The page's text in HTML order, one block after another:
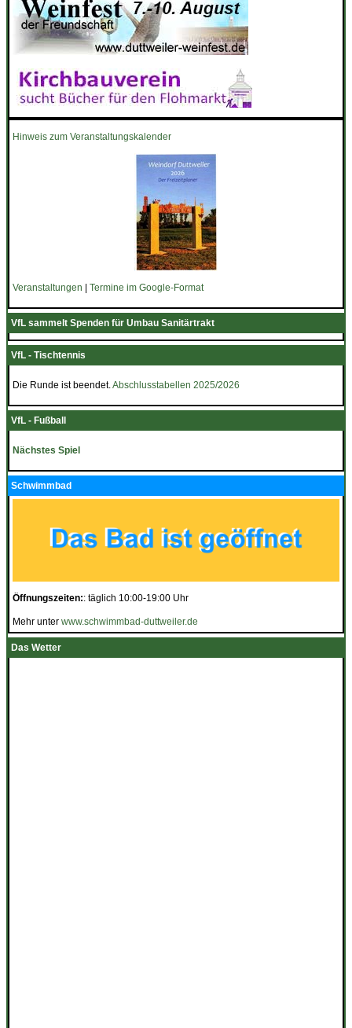
Hinweis zum Veranstaltungskalender
Veranstaltungen Termine im Google-Format
VfL sammelt Spenden für Umbau Sanitärtrakt
VfL - Tischtennis
Die Runde ist beendet.Abschlusstabellen 2025/2026
VfL - Fußball
Nächstes Spiel
Schwimmbad
Öffnungszeiten:: täglich 10:00-19:00 Uhr
Mehr unter www.schwimmbad-duttweiler.de
Das Wetter